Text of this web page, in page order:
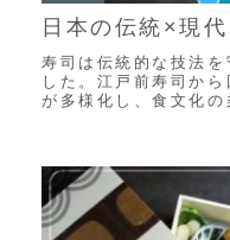
日本の伝統×現
寿司は伝統的な技法
した。江戸前寿司か
が多様化し、食文化
し、さらなる進化が